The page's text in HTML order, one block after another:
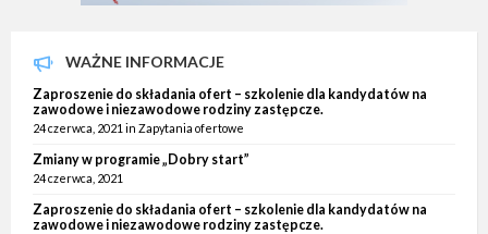
WAŻNE INFORMACJE
Zaproszenie do składania ofert – szkolenie dla kandydatów na
zawodowe i niezawodowe rodziny zastępcze.
24 czerwca, 2021 in Zapytania ofertowe
Zmiany w programie „Dobry start”
24 czerwca, 2021
Zaproszenie do składania ofert – szkolenie dla kandydatów na
zawodowe i niezawodowe rodziny zastępcze.